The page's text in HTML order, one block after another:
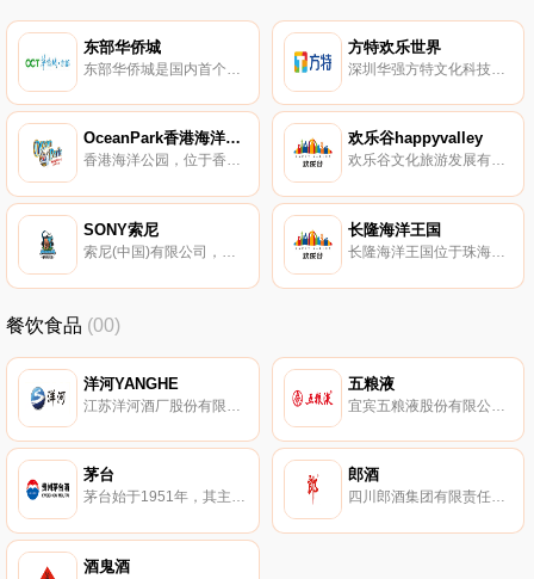
东部华侨城 方特欢乐世界
OceanPark香港海洋公园
香港海洋公园，位于香港南区的黄竹坑，以海洋为主的大型主题公园，建于1977年。香港海洋公园里有海洋天地、集古村、绿野花园、雀鸟天堂、山上机动城、急流天地、水上乐园、儿童王国等游乐区。
欢乐谷happyvalley
欢乐谷文化旅游发展有限公司，始于1998年，华侨城集团旗下知名主题公园连锁品牌。欢乐谷拥有深圳、北京、上海、成都等多个著名主题公园，中国主题公园行业的领跑者。
SONY索尼
索尼(中国)有限公司，始于1946年，全球高端显像知名品牌，便携式数码产品的开创者，日本代表性企业。索尼是世界电子3C、游戏、金融、娱乐领域的巨擘，大型综合性跨国企业集团。
长隆海洋王国
长隆海洋王国位于珠海横琴长隆国际海洋度假区，全球极具规模的海洋主题公园。长隆海洋王国汇集珍稀海洋动物、新奇大型演艺、顶级游乐设施成为全球主题乐园的新典范。
餐饮食品 (00)
洋河YANGHE 五粮液
茅台
茅台始于1951年，其主导产品贵州茅台酒历史悠久、源远流长，拥有深厚的文化内涵。茅台具有色清透明、酱香突出、醇香馥郁、回味悠长的特点，是我国大曲酱香型白酒的典范代表。
郎酒
四川郎酒集团有限责任公司，始于1898年，中国酱香型白酒的典型代表，中华老字号。郎酒以“酱香浓郁，醇厚净爽，幽雅细腻，回甜味长”的独特香型和风味而闻名全国。
酒鬼酒